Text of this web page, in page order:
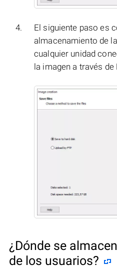
El siguiente paso es
almacenamiento de
cualquier unidad
la imagen a través de
¿Dónde se
de los usuarios?